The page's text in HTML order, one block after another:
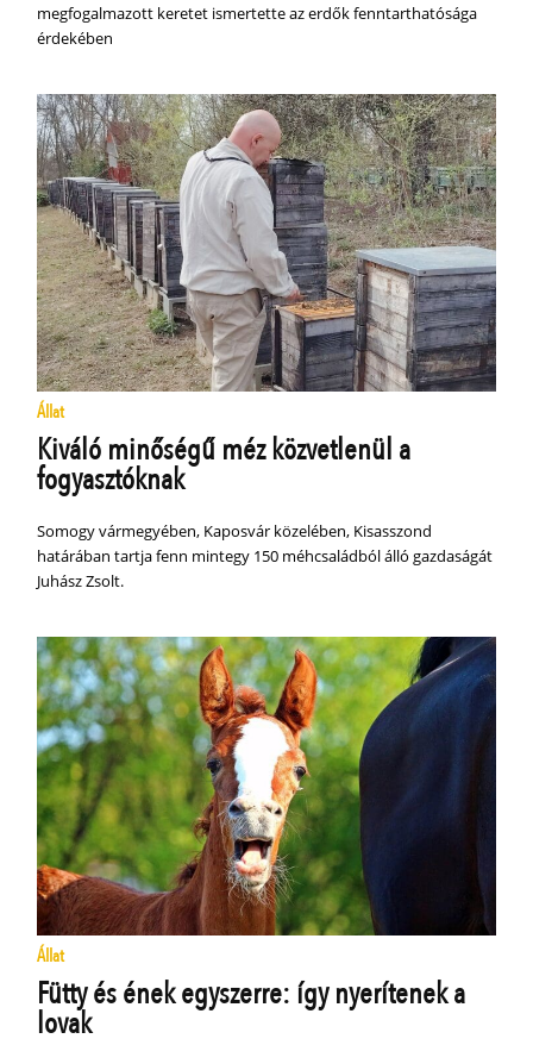
megfogalmazott keretet ismertette az erdők fenntarthatósága
érdekében
Állat
Kiváló minőségű méz közvetlenül a
fogyasztóknak
Somogy vármegyében, Kaposvár közelében, Kisasszond
határában tartja fenn mintegy 150 méhcsaládból álló gazdaságát
Juhász Zsolt.
Állat
Fütty és ének egyszerre: így nyerítenek a
lovak